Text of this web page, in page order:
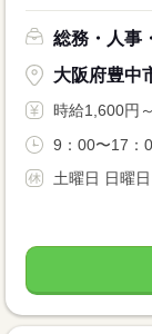
総務・人事
大阪府豊中
時給1,600円～
9：00〜17：
土曜日 日曜